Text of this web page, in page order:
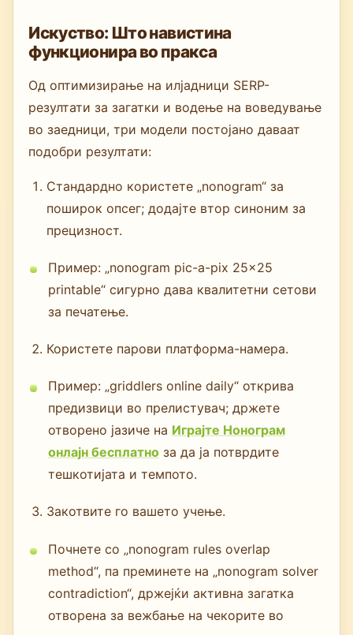
Искуство: Што навистина
функционира во пракса
Од оптимизирање на илјадници SERP-
резултати за загатки и водење на воведување
во заедници, три модели постојано даваат
подобри резултати:
Стандардно користете „nonogram“ за
поширок опсег; додајте втор синоним за
прецизност.
Пример: „nonogram pic-a-pix 25x25
printable“ сигурно дава квалитетни сетови
за печатење.
Користете парови платформа-намерa.
Пример: „griddlers online daily“ открива
предизвици во прелистувач; држете
отворено јазиче на Играјте Нонограм
онлајн бесплатноза да ја потврдите
тешкотијата и темпото.
Закотвите го вашето учење.
Почнете со „nonogram rules overlap
method“, па преминете на „nonogram solver
contradiction“, држејќи активна загатка
отворена за вежбање на чекорите во